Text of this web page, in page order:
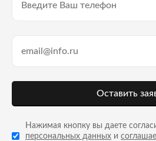
Оставить
Нажимая кнопку вы даете
персональных данных и